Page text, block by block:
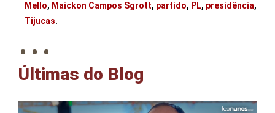
Mello, Maickon Campos Sgrott, partido, PL, presidência,
Tijucas.
. . .
Últimas do Blog